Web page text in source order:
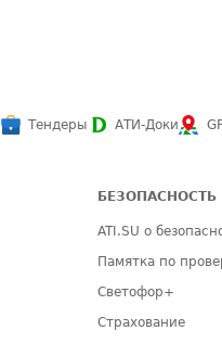
Тендеры АТИ-Доки
БЕЗОПАСНОСТЬ
ATI.SU о
Памятка по
Светофор+
Страхование